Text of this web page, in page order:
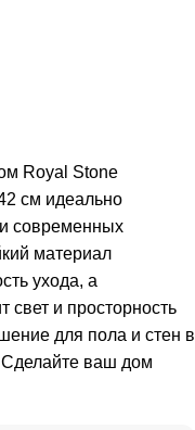
Royal Stone
см идеально
современных
материал
ухода, а
свет и просторность
для пола и стен в
ваш дом